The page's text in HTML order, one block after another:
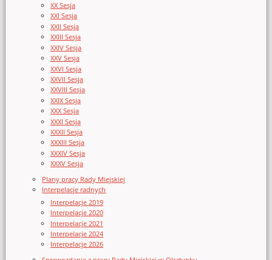
XX Sesja
XXI Sesja
XXII Sesja
XXIII Sesja
XXIV Sesja
XXV Sesja
XXVI Sesja
XXVII Sesja
XXVIII Sesja
XXIX Sesja
XXX Sesja
XXXI Sesja
XXXII Sesja
XXXIII Sesja
XXXIV Sesja
XXXV Sesja
Plany pracy Rady Miejskiej
Interpelacje radnych
Interpelacje 2019
Interpelacje 2020
Interpelacje 2021
Interpelacje 2024
Interpelacje 2026